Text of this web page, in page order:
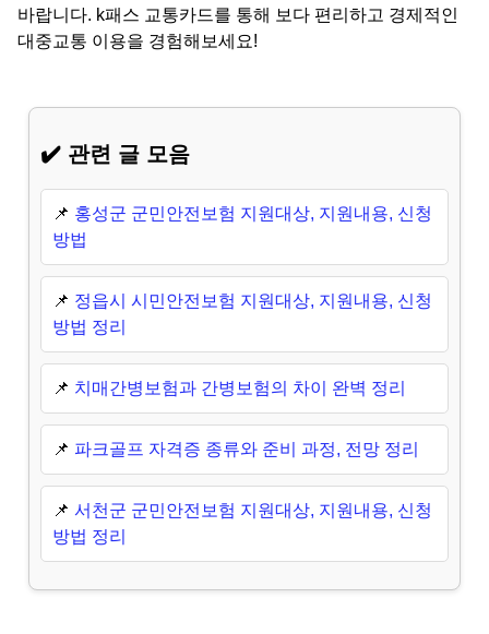
바랍니다. k패스 교통카드를 통해 보다 편리하고 경제적인
대중교통 이용을 경험해보세요!
✔️ 관련 글 모음
📌 홍성군 군민안전보험 지원대상, 지원내용, 신청
방법
📌 정읍시 시민안전보험 지원대상, 지원내용, 신청
방법 정리
📌 치매간병보험과 간병보험의 차이 완벽 정리
📌 파크골프 자격증 종류와 준비 과정, 전망 정리
📌 서천군 군민안전보험 지원대상, 지원내용, 신청
방법 정리